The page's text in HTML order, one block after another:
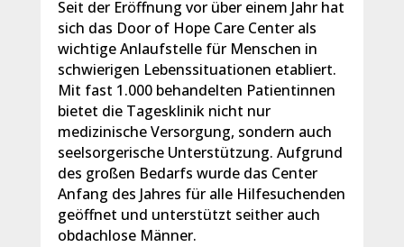
Seit der Eröffnung vor über einem Jahr hat
sich das Door of Hope Care Center als
wichtige Anlaufstelle für Menschen in
schwierigen Lebenssituationen etabliert.
Mit fast 1.000 behandelten Patientinnen
bietet die Tagesklinik nicht nur
medizinische Versorgung, sondern auch
seelsorgerische Unterstützung. Aufgrund
des großen Bedarfs wurde das Center
Anfang des Jahres für alle Hilfesuchenden
geöffnet und unterstützt seither auch
obdachlose Männer.